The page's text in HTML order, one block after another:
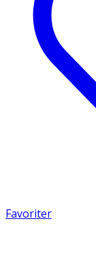
Favoriter